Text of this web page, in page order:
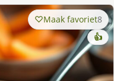
Maak favoriet8
👍